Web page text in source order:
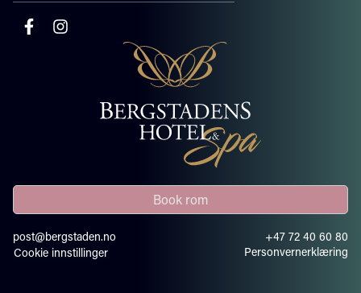
Book rom
post@bergstaden.no
+47 72 40 60 80
Cookie innstillinger
Personvernerklæring